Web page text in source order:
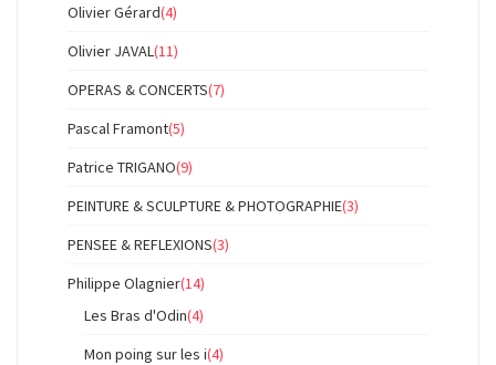
Olivier Gérard(4)
Olivier JAVAL(11)
OPERAS & CONCERTS(7)
Pascal Framont(5)
Patrice TRIGANO(9)
PEINTURE & SCULPTURE & PHOTOGRAPHIE(3)
PENSEE & REFLEXIONS(3)
Philippe Olagnier(14)
Les Bras d'Odin(4)
Mon poing sur les i(4)